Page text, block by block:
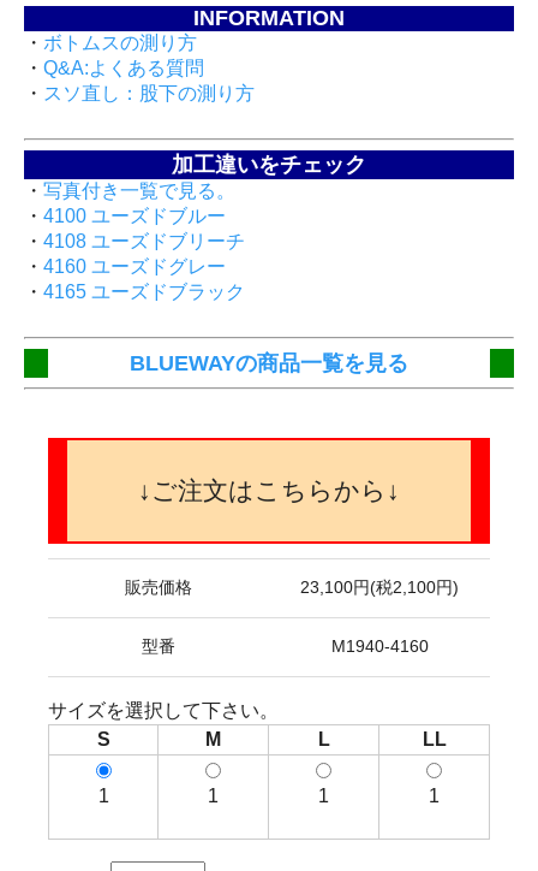
INFORMATION
・ ボトムスの測り方
・ Q&A:よくある質問
・ スソ直し：股下の測り方
加工違いをチェック
・ 写真付き一覧で見る。
・ 4100 ユーズドブルー
・ 4108 ユーズドブリーチ
・ 4160 ユーズドグレー
・ 4165 ユーズドブラック
BLUEWAYの商品一覧を見る
↓ご注文はこちらから↓
販売価格 23,100円(税2,100円)
型番 M1940-4160
サイズを選択して下さい。
S
M L LL
1 1 1 1